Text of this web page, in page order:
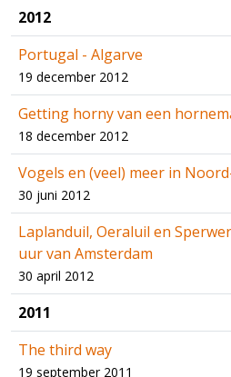
2012
Portugal - Algarve
19 december 2012
Getting horny van een
18 december 2012
Vogels en (veel) meer in
30 juni 2012
Laplanduil, Oeraluil en
uur van Amsterdam
30 april 2012
2011
The third way
19 september 2011